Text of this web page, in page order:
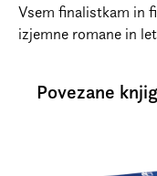
Vsem finalistkam in
izjemne romane in
Povezane